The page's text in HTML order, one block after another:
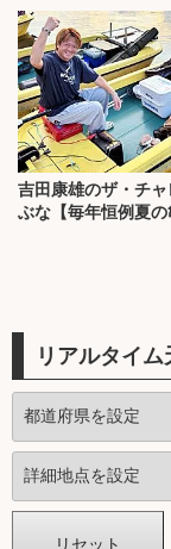
吉田康雄のザ・チ
ぶな【毎年恒例夏の
リアルタイ